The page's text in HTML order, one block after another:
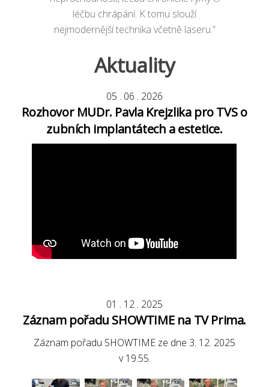
léčbu chrápání. K tomu slouží
nejmodernější technika včetně laseru.”
Aktuality
05 . 06 . 2026
Rozhovor MUDr. Pavla Krejzlika pro TVS o
zubních implantátech a estetice.
01 . 12 . 2025
Záznam pořadu SHOWTIME na TV Prima.
Záznam pořadu SHOWTIME ze dne 3. 12. 2025
v 19.55.